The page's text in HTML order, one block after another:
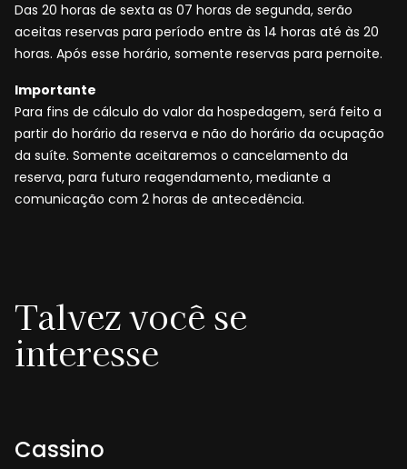
Das 20 horas de sexta as 07 horas de segunda, serão
aceitas reservas para período entre às 14 horas até às 20
horas. Após esse horário, somente reservas para pernoite.
Importante
Para fins de cálculo do valor da hospedagem, será feito a
partir do horário da reserva e não do horário da ocupação
da suíte. Somente aceitaremos o cancelamento da
reserva, para futuro reagendamento, mediante a
comunicação com 2 horas de antecedência.
Talvez você se
interesse
Cassino